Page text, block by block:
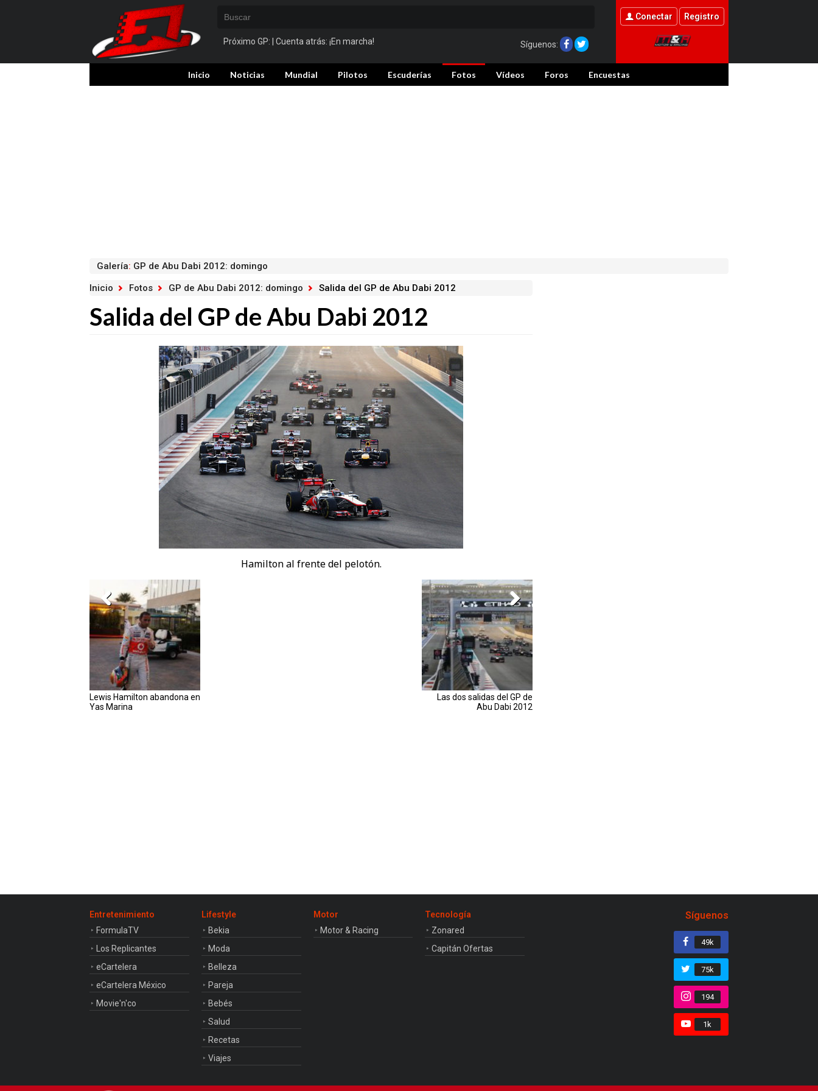
Próximo GP: | Cuenta atrás: ¡En marcha! Síguenos:
Conectar Registro
Inicio Noticias Mundial Pilotos Escuderías Fotos Vídeos Foros Encuestas
Galería: GP de Abu Dabi 2012: domingo
Inicio
Fotos GP de Abu Dabi 2012: domingo Salida del GP de Abu Dabi 2012
Salida del GP de Abu Dabi 2012
Hamilton al frente del pelotón.
Lewis Hamilton abandona en
Yas Marina
Las dos salidas del GP de
Abu Dabi 2012
Entretenimiento
FormulaTV
Los Replicantes
eCartelera
eCartelera México
Movie'n'co
Lifestyle
Bekia
Moda
Belleza
Pareja
Bebés
Salud
Recetas
Viajes
Motor
Motor & Racing
Tecnología
Zonared
Capitán Ofertas
Síguenos
49k
75k
194
1k